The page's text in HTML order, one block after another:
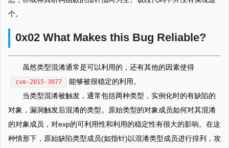
个。
0x02 What Makes this Bug Reliable?
虽然类型混淆通常是可以利用的，还有其他的因素使得
cve-2015-3077
能够被很稳定的利用。
当类型混淆被触发，通常包括两种类型，实例化时的有缺陷的
对象，漏洞触发后混淆的类型。原始类型的对象成员如何对其混淆
的对象成员，对exp的可利用性和利用的稳定性有很大的影响。在这
种情形下，原始缺陷类型成员(如指针)以混淆类型成员进行排列，攻